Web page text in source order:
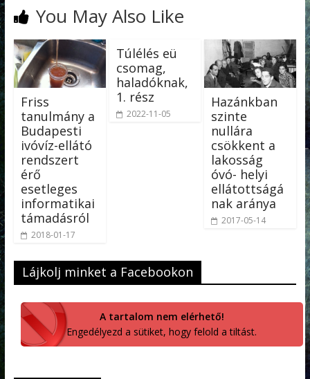
You May Also Like
Friss
tanulmány a
Budapesti
ivóvíz-ellátó
rendszert
érő
esetleges
informatikai
támadásról
2018-01-17
Túlélés eü
csomag,
haladóknak,
1. rész
2022-11-05
Hazánkban
szinte
nullára
csökkent a
lakosság
óvó- helyi
ellátottságá
nak aránya
2017-05-14
Lájkolj minket a Facebookon
A tartalom nem elérhető!
Engedélyezd a sütiket, hogy felold a tiltást.